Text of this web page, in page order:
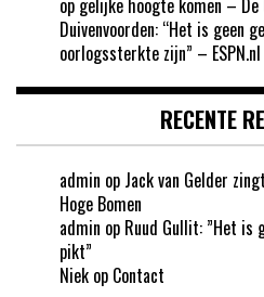
op gelijke hoogte komen –
Duivenvoorden: “Het is geen
oorlogssterkte zijn” – ESPN.nl
RECENTE
admin op Jack van Gelder
Hoge Bomen
admin op Ruud Gullit: ”Het is
pikt”
Niek op Contact